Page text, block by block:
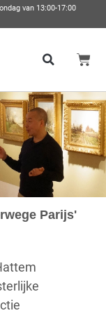
van 13:00-17:00
Parijs'